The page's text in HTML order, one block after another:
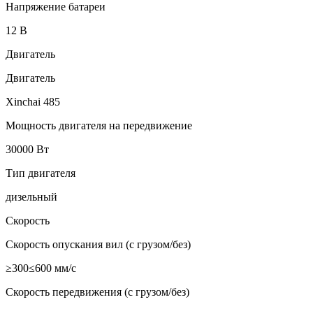
Напряжение батареи
12 B
Двигатель
Двигатель
Xinchai 485
Мощность двигателя на передвижение
30000 Вт
Тип двигателя
дизельный
Скорость
Скорость опускания вил (с грузом/без)
≥300≤600 мм/с
Скорость передвижения (с грузом/без)